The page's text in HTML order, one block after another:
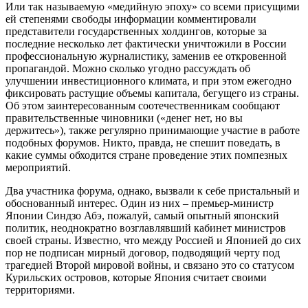
Или так называемую «медийную эпоху» со всеми присущими
ей степенями свободы информации комментировали
представители государственных холдингов, которые за
последние несколько лет фактически уничтожили в России
профессиональную журналистику, заменив ее откровенной
пропагандой. Можно сколько угодно рассуждать об
улучшении инвестиционного климата, и при этом ежегодно
фиксировать растущие объемы капитала, бегущего из страны.
Об этом заинтересованным соотечественникам сообщают
правительственные чиновники («денег нет, но вы
держитесь»), также регулярно принимающие участие в работе
подобных форумов. Никто, правда, не спешит поведать, в
какие суммы обходится стране проведение этих помпезных
мероприятий.
Два участника форума, однако, вызвали к себе пристальный и
обоснованный интерес. Один из них – премьер-министр
Японии Синдзо Абэ, пожалуй, самый опытный японский
политик, неоднократно возглавлявший кабинет министров
своей страны. Известно, что между Россией и Японией до сих
пор не подписан мирный договор, подводящий черту под
трагедией Второй мировой войны, и связано это со статусом
Курильских островов, которые Япония считает своими
территориями.